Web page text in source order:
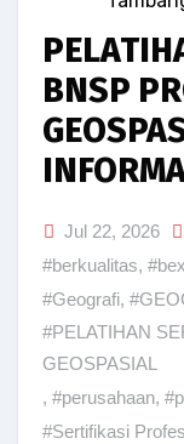
BNSP
Jul 22, 2026
#berkualitas,
#Geografi,
#PELATIHAN
GEOSPASIAL
, #perusahaan,
#Sertifikasi